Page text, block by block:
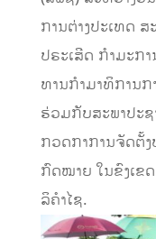
ການຕ່າງປະເທດ
ປຣະເສີດ ກໍາມະກ
ທານກໍາມາທິການກ
ຮ່ວມກັບສະພາປະຊ
ກວດກາການຈັດຕັ້
ກົດໝາຍ ໃນຂົງເຂ
ລິຄຳໄຊ.